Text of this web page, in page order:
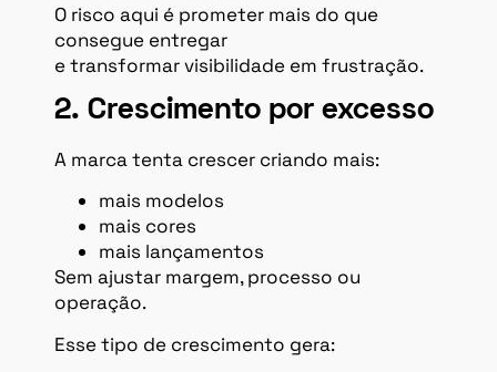
O risco aqui é prometer mais do que
consegue entregar
e transformar visibilidade em frustração.
2. Crescimento por excesso
A marca tenta crescer criando mais:
mais modelos
mais cores
mais lançamentos
Sem ajustar margem, processo ou
operação.
Esse tipo de crescimento gera: